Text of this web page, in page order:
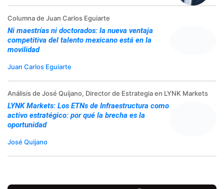
Columna de Juan Carlos Eguiarte
Ni maestrías ni doctorados: la nueva ventaja
competitiva del talento mexicano está en la
movilidad
Juan Carlos Eguiarte
Análisis de José Quijano, Director de Estrategia en LYNK Markets
LYNK Markets: Los ETNs de Infraestructura como
activo estratégico: por qué la brecha es la
oportunidad
José Quijano